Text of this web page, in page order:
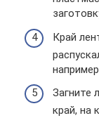
Край
Загните
край, на